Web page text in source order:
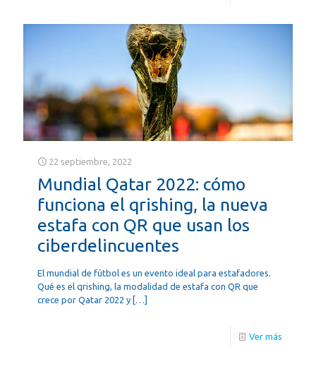
22 septiembre, 2022
Mundial Qatar 2022: cómo
funciona el qrishing, la nueva
estafa con QR que usan los
ciberdelincuentes
El mundial de fútbol es un evento ideal para estafadores.
Qué es el qrishing, la modalidad de estafa con QR que
crece por Qatar 2022 y […]
Ver más